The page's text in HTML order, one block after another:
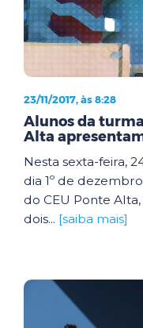
23/11/2017, às 8:28
Alunos da
Alta
Nesta sexta-feira,
dia 1º de
do CEU Ponte
dois... [saiba mais]